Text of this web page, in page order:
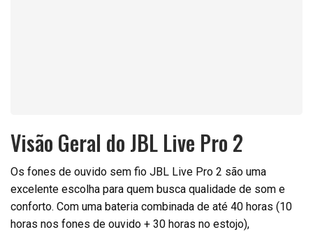
Visão Geral do JBL Live Pro 2
Os fones de ouvido sem fio JBL Live Pro 2 são uma
excelente escolha para quem busca qualidade de som e
conforto. Com uma bateria combinada de até 40 horas (10
horas nos fones de ouvido + 30 horas no estojo),